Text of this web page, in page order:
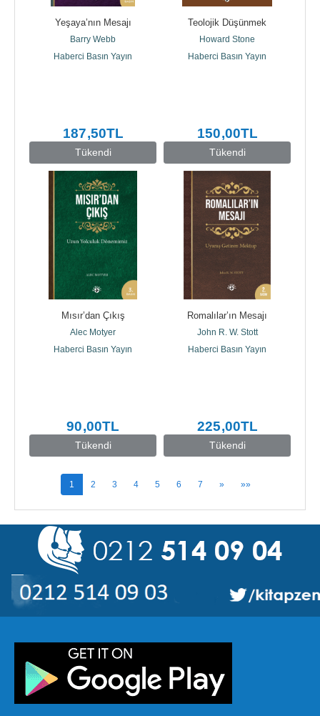
Tükendi
Yeşaya’nın Mesajı
Barry Webb
Haberci Basın Yayın
187,50TL
Tükendi
Teolojik Düşünmek
Howard Stone
Haberci Basın Yayın
150,00TL
Tükendi
Mısır’dan Çıkış
Alec Motyer
Haberci Basın Yayın
90,00TL
Tükendi
Romalılar’ın Mesajı
John R. W. Stott
Haberci Basın Yayın
225,00TL
1 2 3 4 5 6 7 » »»